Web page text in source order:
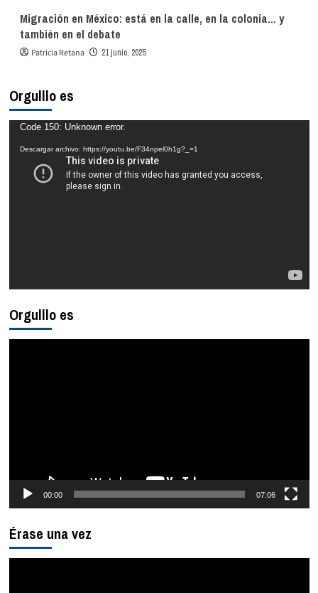
Migración en México: está en la calle, en la colonia… y
también en el debate
Patricia Retana 21 junio, 2025
Orgulllo es
Reproductor
de
Code 150: Unknown error.
Descargar archivo: https://youtu.be/F34npel0h1g?_=1
Orgulllo es
00:00 07:06
Érase una vez